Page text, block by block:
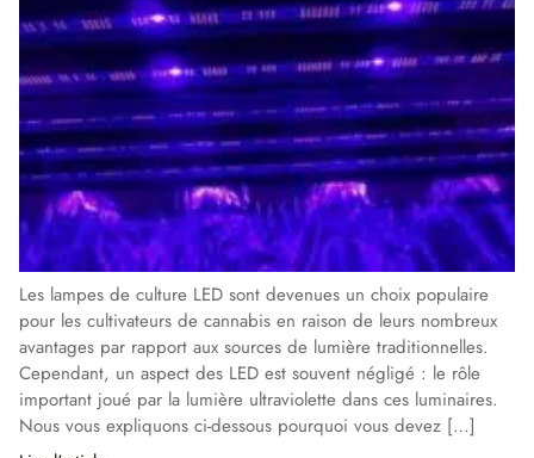
Les lampes de culture LED sont devenues un choix populaire
pour les cultivateurs de cannabis en raison de leurs nombreux
avantages par rapport aux sources de lumière traditionnelles.
Cependant, un aspect des LED est souvent négligé : le rôle
important joué par la lumière ultraviolette dans ces luminaires.
Nous vous expliquons ci-dessous pourquoi vous devez […]